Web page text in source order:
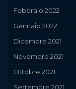
Febbraio 2022
Gennaio 2022
Dicembre 2021
Novembre 2021
Ottobre 2021
Settembre 2021